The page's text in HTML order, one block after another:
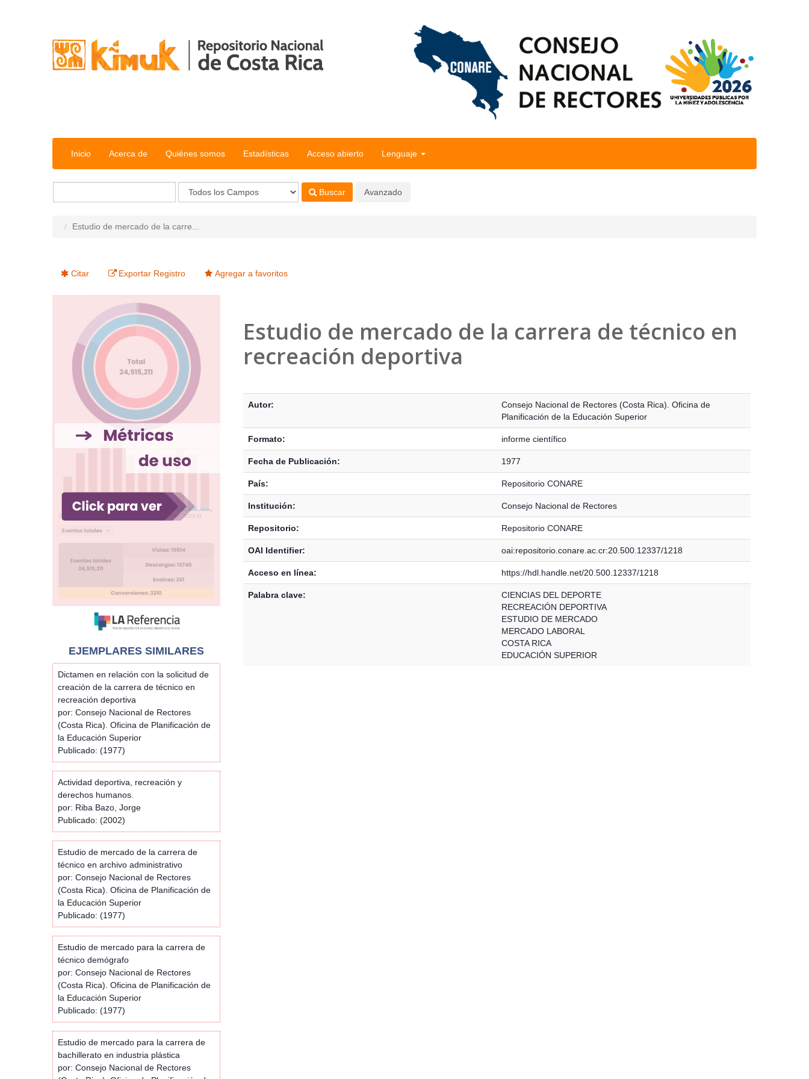
Inicio Acerca de Quiénes somos Estadísticas Acceso abierto Lenguaje
Buscar Avanzado
Estudio de mercado de la carre...
Citar Exportar Registro Agregar a favoritos
Estudio de mercado de la carrera de técnico en
recreación deportiva
Autor:
Consejo Nacional de Rectores (Costa Rica). Oficina de
Planificación de la Educación Superior
Formato: informe científico
Fecha de Publicación: 1977
País: Repositorio CONARE
Institución: Consejo Nacional de Rectores
Repositorio: Repositorio CONARE
OAI Identifier: oai:repositorio.conare.ac.cr:20.500.12337/1218
Acceso en línea: https://hdl.handle.net/20.500.12337/1218
Palabra clave:
CIENCIAS DEL DEPORTE
RECREACIÓN DEPORTIVA
ESTUDIO DE MERCADO
MERCADO LABORAL
COSTA RICA
EDUCACIÓN SUPERIOR
EJEMPLARES SIMILARES
Dictamen en relación con la solicitud de
creación de la carrera de técnico en
recreación deportiva
por: Consejo Nacional de Rectores
(Costa Rica). Oficina de Planificación de
la Educación Superior
Publicado: (1977)
Actividad deportiva, recreación y
derechos humanos.
por: Riba Bazo, Jorge
Publicado: (2002)
Estudio de mercado de la carrera de
técnico en archivo administrativo
por: Consejo Nacional de Rectores
(Costa Rica). Oficina de Planificación de
la Educación Superior
Publicado: (1977)
Estudio de mercado para la carrera de
técnico demógrafo
por: Consejo Nacional de Rectores
(Costa Rica). Oficina de Planificación de
la Educación Superior
Publicado: (1977)
Estudio de mercado para la carrera de
bachillerato en industria plástica
por: Consejo Nacional de Rectores